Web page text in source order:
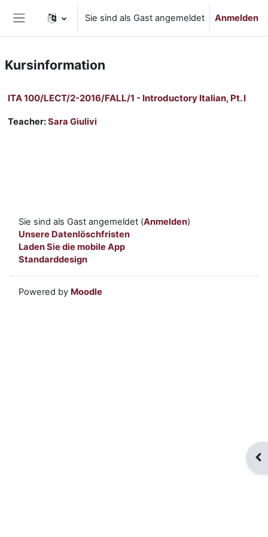
Website-Übersicht
Sie sind als Gast angemeldet Anmelden
Kursinformation
ITA 100/LECT/2-2016/FALL/1 - Introductory Italian, Pt. I
Teacher:Sara Giulivi
Sie sind als Gast angemeldet (Anmelden)
Unsere Datenlöschfristen
Laden Sie die mobile App
Standarddesign
Powered by Moodle